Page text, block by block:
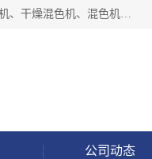
汕头经济特区震龙塑料机械有限公司专注于制造强力粉碎机、静音粉碎机、塑料粉碎机、强力塑料粉碎机、干燥混色机、混色机、冷水机、上料机等塑料辅助机械。
公司动态